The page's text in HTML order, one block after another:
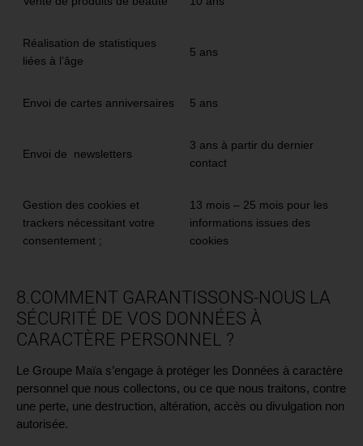
Réalisation de statistiques
liées à l’âge
5 ans
Envoi de cartes anniversaires 5 ans
Envoi de newsletters
3 ans à partir du dernier
contact
Gestion des cookies et
trackers nécessitant votre
consentement ;
13 mois – 25 mois pour les
informations issues des
cookies
8.COMMENT GARANTISSONS-NOUS LA
SÉCURITÉ DE VOS DONNÉES À
CARACTÈRE PERSONNEL ?
Le Groupe Maïa s’engage à protéger les Données à caractère
personnel que nous collectons, ou ce que nous traitons, contre
une perte, une destruction, altération, accès ou divulgation non
autorisée.